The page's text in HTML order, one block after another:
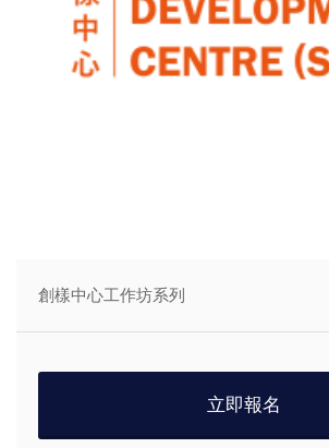
創樣中心工作坊系列
立即報名